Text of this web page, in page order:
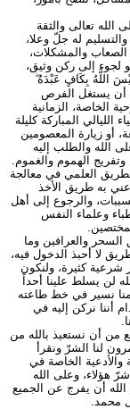
الله تعالى والثقة
له جلّ وعلا،
والمشكلات،
لجوء إلى ركن وثيق،
اللَّهُ بِكَافٍ عَبْدَهُ
أن يستغل الفرص
الخاصة، الزمانية
الليالي المباركة كليلة
أو زيارة المعصومين
الله والطلب إليه
وتفريج الهموم والغموم.
العلمي في معالجة
به طريق الأخذ
والرجوع إلى أهل
وعلماء النفس
السحر والعرافين وما
لا أحبذ الدخول فيه،
شرعية كثيرة، ولنكون
لن يسلط علينا أحداً
نسير في خط طاعته
أننا نركن إليه في
من أن نستعيذ بالله من
لنا الشرّ ونقرأ
والأدعية الخاصة في
هؤلاء، وعلى الله
الله أن يفرج عن الجميع
محمد.